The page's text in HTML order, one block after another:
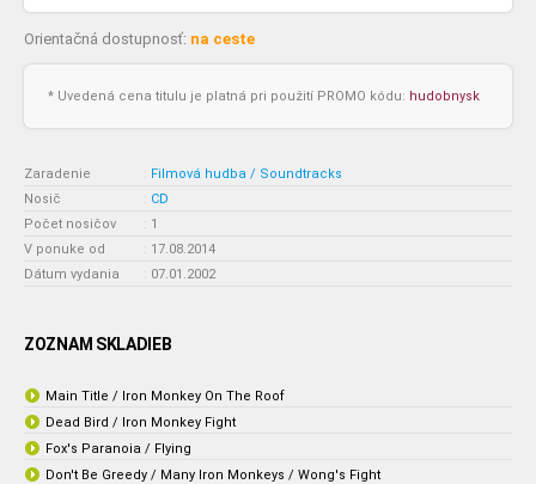
Orientačná dostupnosť: na ceste
* Uvedená cena titulu je platná pri použití PROMO kódu: hudobnysk
Zaradenie : Filmová hudba / Soundtracks
Nosič
: CD
Počet nosičov
: 1
V ponuke od
: 17.08.2014
Dátum vydania
: 07.01.2002
ZOZNAM SKLADIEB
Main Title / Iron Monkey On The Roof
Dead Bird / Iron Monkey Fight
Fox's Paranoia / Flying
Don't Be Greedy / Many Iron Monkeys / Wong's Fight